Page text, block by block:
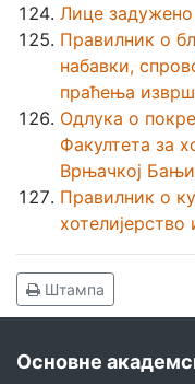
Лице
Правилник о
набавки,
праћења
Одлука о
Факултета за
Врњачкој Бањи
Правилник о
Штампа
Основне